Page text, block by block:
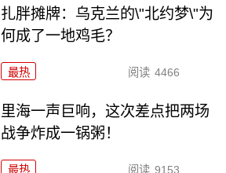
扎胖摊牌：乌克兰的\"北约梦\"为
何成了一地鸡毛？
最热 阅读 4466
里海一声巨响，这次差点把两场
战争炸成一锅粥！
最热 阅读 9153